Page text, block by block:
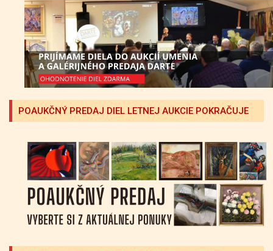
POAUKČNÝ PREDAJ DIEL LETNEJ AUKCIE POKRAČUJE